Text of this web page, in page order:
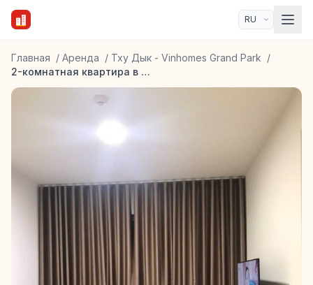
Главная / Аренда / Тху Дык - Vinhomes Grand Park /
2-комнатная квартира в ЖК Masteri Centre Point